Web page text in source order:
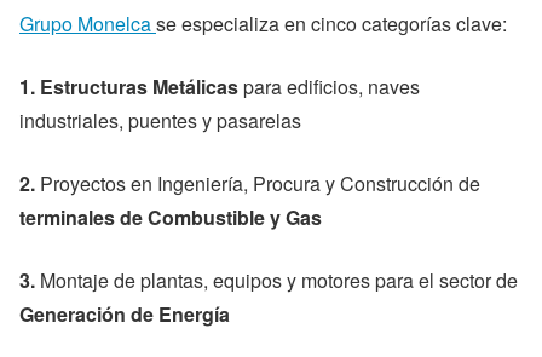
Grupo Monelcase especializa en cinco categorías clave:
1. Estructuras Metálicaspara edificios, naves
industriales, puentes y pasarelas
2. Proyectos en Ingeniería, Procura y Construcción de
terminales de Combustible y Gas
3. Montaje de plantas, equipos y motores para el sector de
Generación de Energía